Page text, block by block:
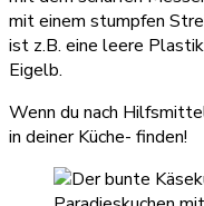
mit einem stumpfen
ist z.B. eine leere
Eigelb.
Wenn du nach
in deiner Küche- finden!